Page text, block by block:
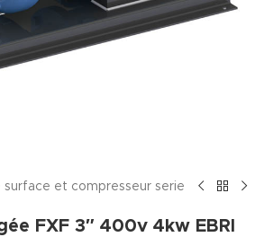
surface et compresseur serie
FXF 3″ 400v 4kw EBRI